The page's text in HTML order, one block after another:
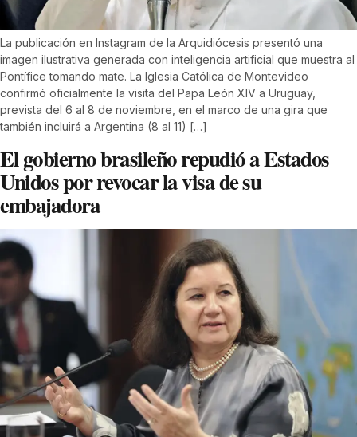
La publicación en Instagram de la Arquidiócesis presentó una
imagen ilustrativa generada con inteligencia artificial que muestra al
Pontífice tomando mate. La Iglesia Católica de Montevideo
confirmó oficialmente la visita del Papa León XIV a Uruguay,
prevista del 6 al 8 de noviembre, en el marco de una gira que
también incluirá a Argentina (8 al 11) […]
El gobierno brasileño repudió a Estados
Unidos por revocar la visa de su
embajadora